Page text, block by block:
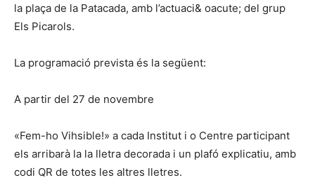
la plaça de la Patacada, amb l’actuaci& oacute; del grup
Els Picarols.
La programació prevista és la següent:
A partir del 27 de novembre
«Fem-ho Vihsible!» a cada Institut i o Centre participant
els arribarà la la lletra decorada i un plafó explicatiu, amb
codi QR de totes les altres lletres.